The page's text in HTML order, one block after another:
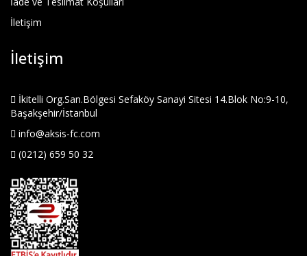
İletişim
İletişim
İkitelli Org.San.Bölgesi Sefaköy Sanayi Sitesi 14.Blok No:9-10,
Başakşehir/İstanbul
info@aksis-fc.com
(0212) 659 50 32